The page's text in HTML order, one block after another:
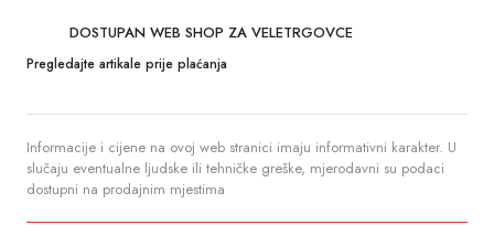
DOSTUPAN WEB SHOP ZA VELETRGOVCE
Pregledajte artikale prije plaćanja
Informacije i cijene na ovoj web stranici imaju informativni karakter. U
slučaju eventualne ljudske ili tehničke greške, mjerodavni su podaci
dostupni na prodajnim mjestima